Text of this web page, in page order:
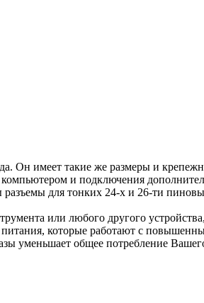
Он имеет такие же размеры и
и подключения
разъемы для тонких 24-х и 26-ти
или любого другого
которые работают с
уменьшает общее потребление